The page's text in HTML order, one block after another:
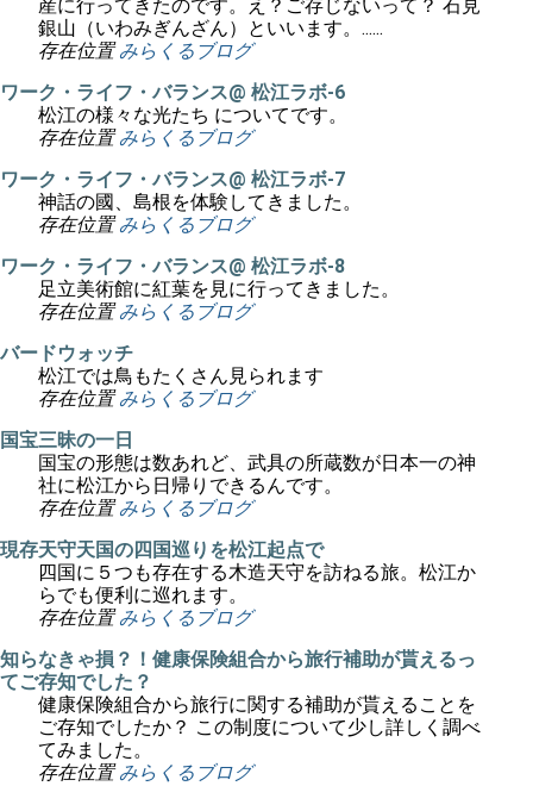
産に行ってきたのです。え？ご存じないって？ 石見
銀山（いわみぎんざん）といいます。......
存在位置 みらくるブログ
ワーク・ライフ・バランス@ 松江ラボ-6
松江の様々な光たち についてです。
存在位置 みらくるブログ
ワーク・ライフ・バランス@ 松江ラボ-7
神話の國、島根を体験してきました。
存在位置 みらくるブログ
ワーク・ライフ・バランス@ 松江ラボ-8
足立美術館に紅葉を見に行ってきました。
存在位置 みらくるブログ
バードウォッチ
松江では鳥もたくさん見られます
存在位置 みらくるブログ
国宝三昧の一日
国宝の形態は数あれど、武具の所蔵数が日本一の神
社に松江から日帰りできるんです。
存在位置 みらくるブログ
現存天守天国の四国巡りを松江起点で
四国に５つも存在する木造天守を訪ねる旅。松江か
らでも便利に巡れます。
存在位置 みらくるブログ
知らなきゃ損？！健康保険組合から旅行補助が貰えるっ
てご存知でした？
健康保険組合から旅行に関する補助が貰えることを
ご存知でしたか？ この制度について少し詳しく調べ
てみました。
存在位置 みらくるブログ